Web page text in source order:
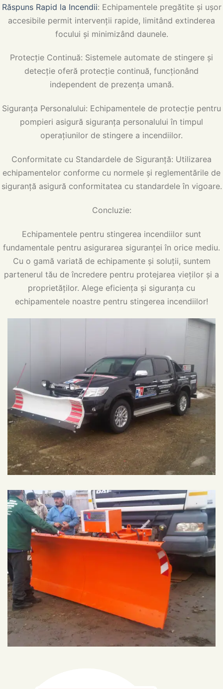
Răspuns Rapid la Incendii: Echipamentele pregătite și ușor
accesibile permit intervenții rapide, limitând extinderea
focului și minimizând daunele.
Protecție Continuă: Sistemele automate de stingere și
detecție oferă protecție continuă, funcționând
independent de prezența umană.
Siguranța Personalului: Echipamentele de protecție pentru
pompieri asigură siguranța personalului în timpul
operațiunilor de stingere a incendiilor.
Conformitate cu Standardele de Siguranță: Utilizarea
echipamentelor conforme cu normele și reglementările de
siguranță asigură conformitatea cu standardele în vigoare.
Concluzie:
Echipamentele pentru stingerea incendiilor sunt
fundamentale pentru asigurarea siguranței în orice mediu.
Cu o gamă variată de echipamente și soluții, suntem
partenerul tău de încredere pentru protejarea vieților și a
proprietăților. Alege eficiența și siguranța cu
echipamentele noastre pentru stingerea incendiilor!